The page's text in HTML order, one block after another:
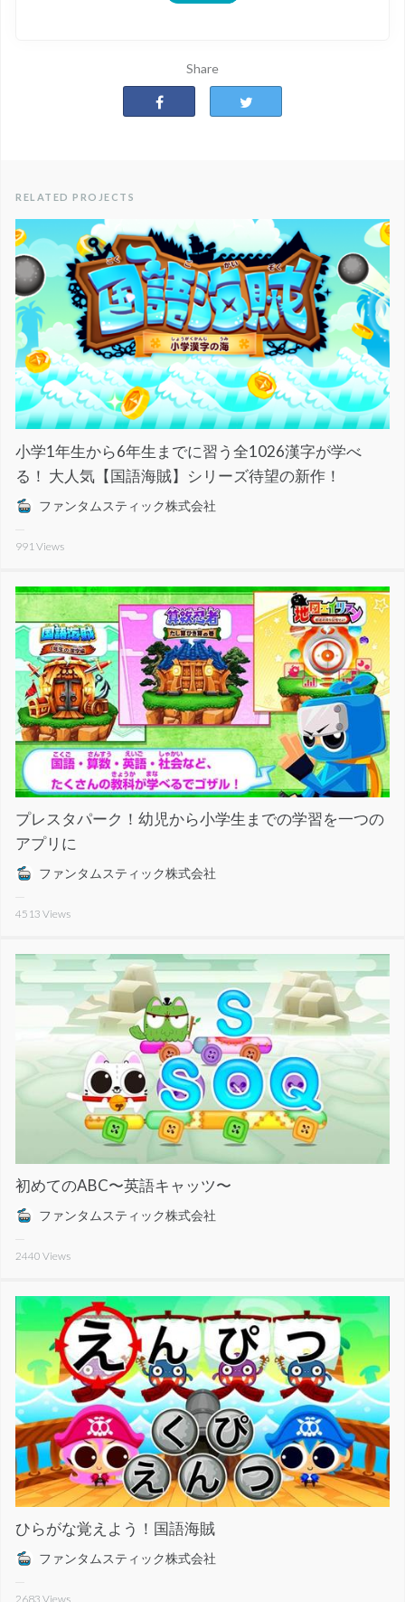
Share
RELATED PROJECTS
小学1年生から6年生までに習う全1026漢字が学べ
る！ 大人気【国語海賊】シリーズ待望の新作！
ファンタムスティック株式会社
991 Views
プレスタパーク！幼児から小学生までの学習を一つの
アプリに
ファンタムスティック株式会社
4513 Views
初めてのABC〜英語キャッツ〜
ファンタムスティック株式会社
2440 Views
ひらがな覚えよう！国語海賊
ファンタムスティック株式会社
2683 Views